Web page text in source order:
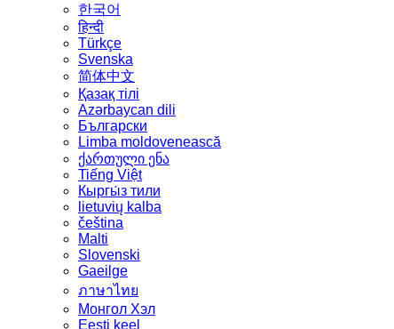
한국어
हिन्दी
Türkçe
Svenska
简体中文
Қазақ тілі
Azərbaycan dili
Български
Limba moldovenească
ქართული ენა
Tiếng Việt
Кыргы́з тили
lietuvių kalba
čeština
Malti
Slovenski
Gaeilge
ภาษาไทย
Монгол Хэл
Eesti keel